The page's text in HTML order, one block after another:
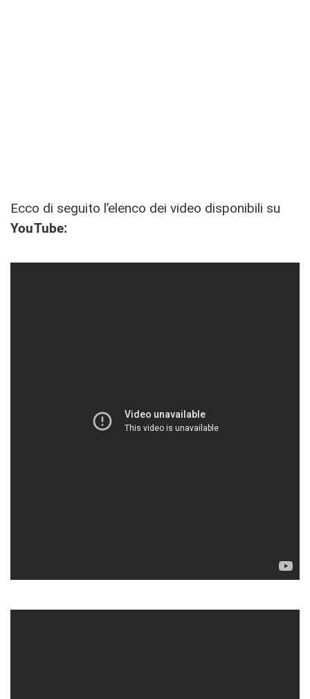
Ecco di seguito l’elenco dei video disponibili su
YouTube: